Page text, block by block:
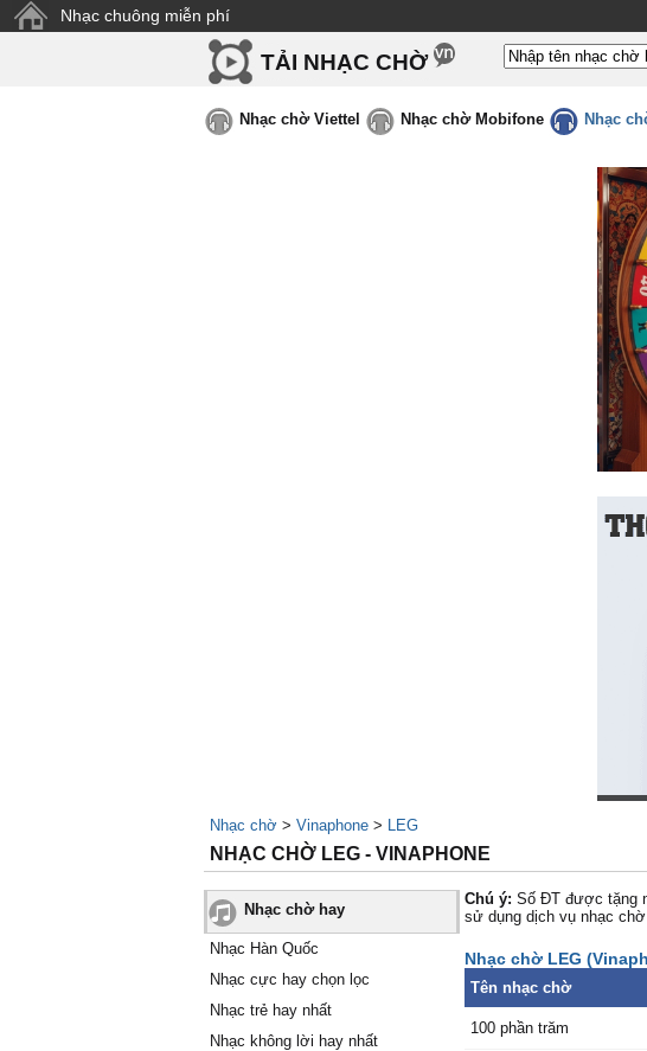
Nhạc chuông miễn phí
TẢI NHẠC CHỜ
Nhạc chờ Viettel Nhạc chờ Mobifone Nhạc
Nhạc chờ > Vinaphone > LEG
NHẠC CHỜ LEG - VINAPHONE
Nhạc chờ hay
Nhạc Hàn Quốc
Nhạc cực hay chọn lọc
Nhạc trẻ hay nhất
Nhạc không lời hay nhất
Chú ý: Số ĐT được tặng
sử dụng dịch vụ nhạc chờ
Nhạc chờ LEG
Tên nhạc chờ
100 phần trăm